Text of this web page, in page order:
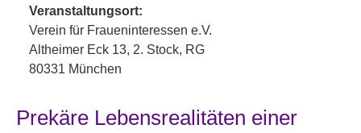
Veranstaltungsort:
Verein für Fraueninteressen e.V.
Altheimer Eck 13, 2. Stock, RG
80331 München
Prekäre Lebensrealitäten einer